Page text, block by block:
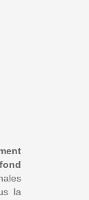
la